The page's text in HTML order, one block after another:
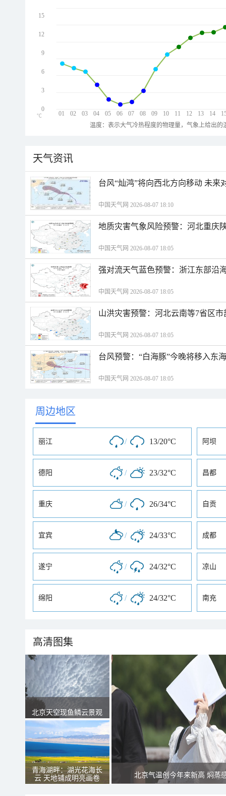
01 02 03 04 05 06 07 08 09 10 11 12 13 14
15
12
9
6
3
0
℃
温度：表示大气冷热程度的物理量，气象上给出
天气资讯
台风“灿鸿”将向西北方向移动 未来
中国天气网 2026-08-07 18:10
地质灾害气象风险预警：河北重庆
中国天气网 2026-08-07 18:05
强对流天气蓝色预警：浙江东部沿
中国天气网 2026-08-07 18:05
山洪灾害预警：河北云南等7省区
中国天气网 2026-08-07 18:05
台风预警：“白海豚”今晚将移入东
中国天气网 2026-08-07 18:05
周边地区
丽江 / 13/20°C 阿坝
德阳 / 23/32°C 昌都
重庆 / 26/34°C 自贡
宜宾 / 24/33°C 成都
遂宁 / 24/32°C 凉山
绵阳 / 24/32°C 南充
高清图集
北京天空现鱼鳞云景观
青海湖畔：湖光花海长
云 天地铺成明亮画卷
北京气温创今年来新高 焖蒸